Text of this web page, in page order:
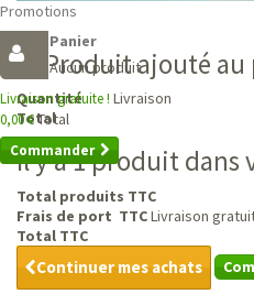
Promotions
Panier
Aucun produit
Livraison gratuite ! Livraison
0,00 €Total
Commander
Produit ajouté au
Quantité
Total
Il y a 1 produit dans
Total produits TTC
Frais de port TTCLivraison
Total TTC
Continuer mes achats